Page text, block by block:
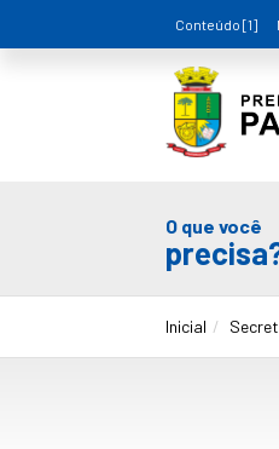
Conteúdo [1]
O que você
Inicial